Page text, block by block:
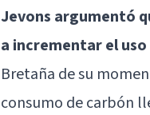
Jevons argumentó
a incrementar el
Bretaña de su
consumo de carbón